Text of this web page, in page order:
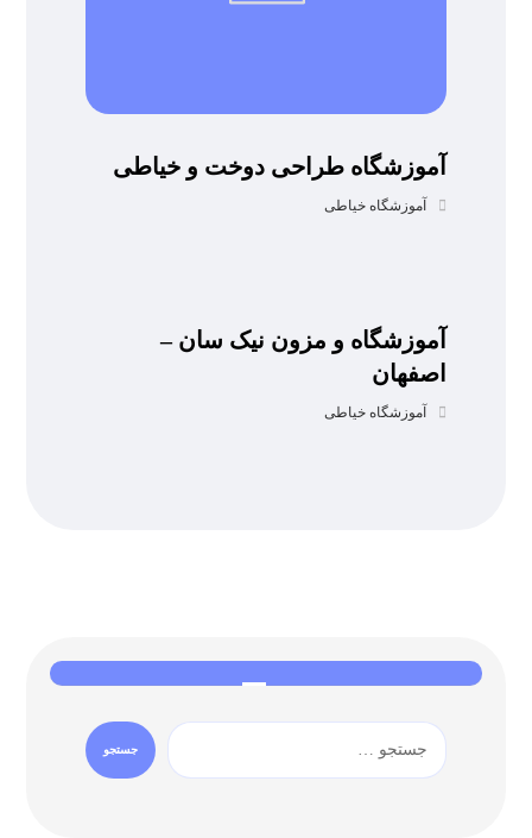
آموزشگاه طراحی دوخت و خیاطی
آموزشگاه خیاطی
آموزشگاه و مزون نیک سان –
اصفهان
آموزشگاه خیاطی